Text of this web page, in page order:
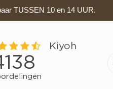
TUSSEN 10 en 14 UUR.